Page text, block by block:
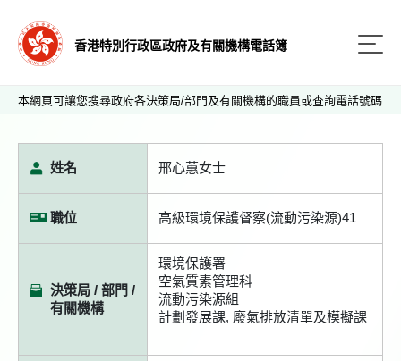
香港特別行政區政府及有關機構電話簿
本網頁可讓您搜尋政府各決策局/部門及有關機構的職員或查詢電話號碼
姓名 邢心蕙女士
職位 高級環境保護督察(流動污染源)41
決策局 / 部門 /
有關機構
環境保護署
空氣質素管理科
流動污染源組
計劃發展課, 廢氣排放清單及模擬課